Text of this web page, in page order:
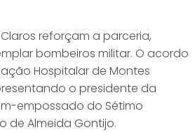
reforçam a parceria,
bombeiros militar. O acordo
Hospitalar de Montes
o presidente da
empossado do Sétimo
de Almeida Gontijo.